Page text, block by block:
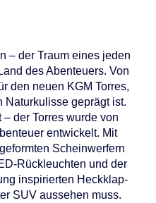
– der Traum ei­nes je­den
des Aben­teu­ers. Von
den neu­en KGM Tor­res,
Na­tur­ku­lis­se ge­prägt ist.
der Tor­res wur­de von
ent­wi­ckelt. Mit
Schein­wer­fern
Rück­leuch­ten und der
in­spi­rier­ten Heck­klap­
SUV aus­se­hen muss.